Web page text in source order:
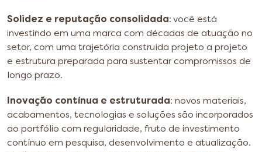
Solidez e reputação consolidada: você está
investindo em uma marca com décadas de atuação no
setor, com uma trajetória construída projeto a projeto
e estrutura preparada para sustentar compromissos de
longo prazo.
Inovação contínua e estruturada: novos materiais,
acabamentos, tecnologias e soluções são incorporados
ao portfólio com regularidade, fruto de investimento
contínuo em pesquisa, desenvolvimento e atualização.